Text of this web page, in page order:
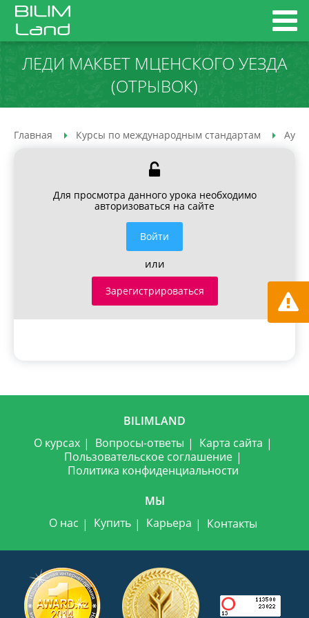
ЛЕДИ МАКБЕТ МЦЕНСКОГО УЕЗДА
(ОТРЫВОК)
Главная Курсы по международным стандартам
Для просмотра данного урока необходимо
авторизоваться на сайте
Войти
или
Зарегистрироваться
BILIMLAND
О курсах
Вопросы-ответы
Карта сайта
Пользовательское соглашение
Политика конфиденциальности
МЫ
О нас
Купить Карьера Контакты